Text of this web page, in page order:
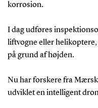
korrosion.
I dag udføres
liftvogne eller
på grund af højden.
Nu har forskere fra
udviklet en intelligent